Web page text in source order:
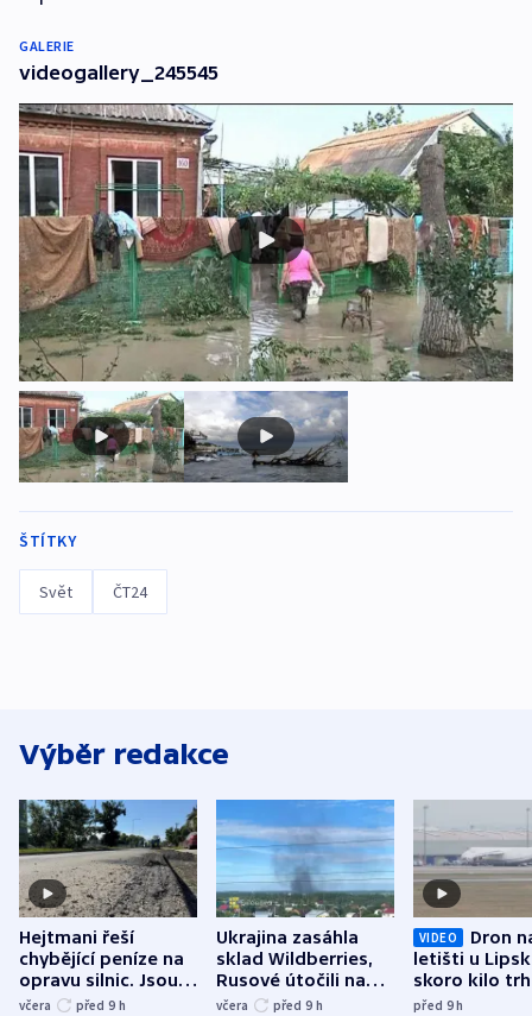
GALERIE
videogallery_245545
ŠTÍTKY
Svět ČT24
Výběr redakce
Hejtmani řeší
chybějící peníze na
opravu silnic. Jsou
nenárokové, namítá
včera před 9 h
Ukrajina zasáhla
sklad Wildberries,
Rusové útočili na
trh, hasiče či
včera před 9 h
VIDEO
Dron
letišti u
skoro kilo
indicie
před 9h